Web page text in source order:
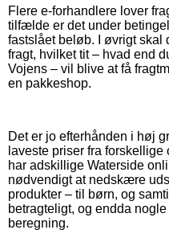
Flere e-forhandlere lover
tilfælde er det under
fastslået beløb. I øvrigt skal
fragt, hvilket tit – hvad end
Vojens – vil blive at få
en pakkeshop.
Det er jo efterhånden i høj
laveste priser fra
har adskillige Waterside
nødvendigt at nedskære
produkter – til børn, og
betragteligt, og endda
beregning.